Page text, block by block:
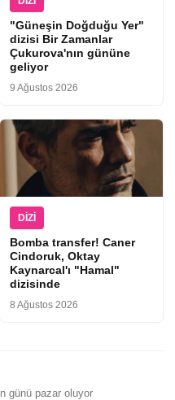
"Güneşin Doğduğu Yer"
dizisi Bir Zamanlar
Çukurova'nın gününe
geliyor
9 Ağustos 2026
DIZI
Bomba transfer! Caner
Cindoruk, Oktay
Kaynarcal'ı "Hamal"
dizisinde
8 Ağustos 2026
günü pazar oluyor